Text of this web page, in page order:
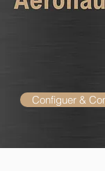
Configuer &